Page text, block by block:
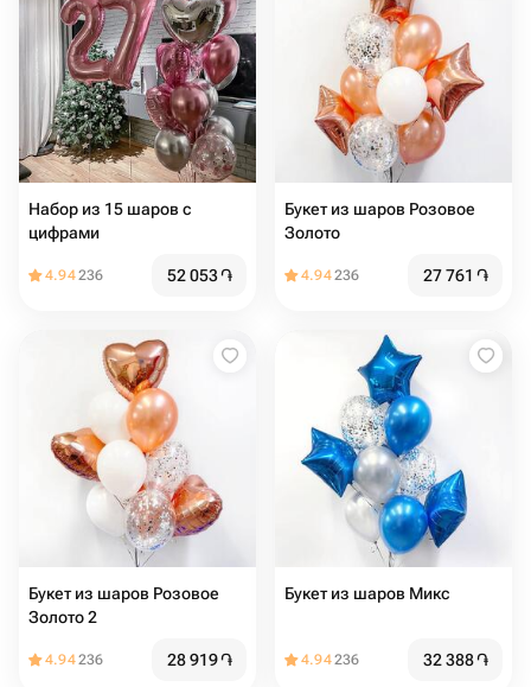
Набор из 15 шаров с
цифрами
4.94236 52 053֏
Букет из шаров Розовое
Золото
4.94236 27 761 ֏
Букет из шаров Розовое
Золото 2
4.94236 28 919֏
Букет из шаров Микс
4.94236 32 388֏